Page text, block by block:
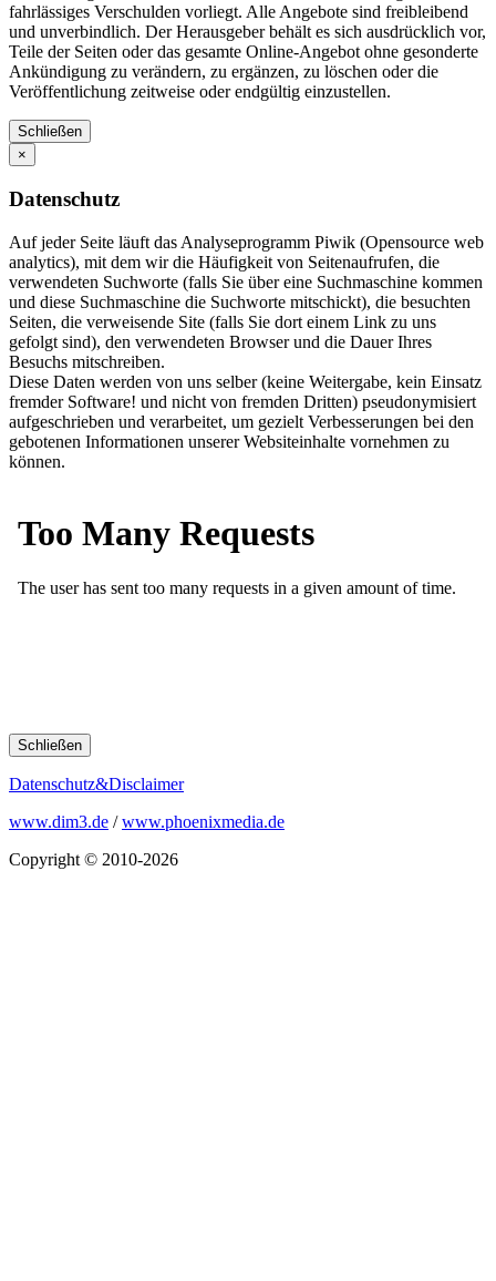
fahrlässiges Verschulden vorliegt. Alle Angebote sind freibleibend
und unverbindlich. Der Herausgeber behält es sich ausdrücklich vor,
Teile der Seiten oder das gesamte Online-Angebot ohne gesonderte
Ankündigung zu verändern, zu ergänzen, zu löschen oder die
Veröffentlichung zeitweise oder endgültig einzustellen.
Schließen
×
Datenschutz
Auf jeder Seite läuft das Analyseprogramm Piwik (Opensource web
analytics), mit dem wir die Häufigkeit von Seitenaufrufen, die
verwendeten Suchworte (falls Sie über eine Suchmaschine kommen
und diese Suchmaschine die Suchworte mitschickt), die besuchten
Seiten, die verweisende Site (falls Sie dort einem Link zu uns
gefolgt sind), den verwendeten Browser und die Dauer Ihres
Besuchs mitschreiben.
Diese Daten werden von uns selber (keine Weitergabe, kein Einsatz
fremder Software! und nicht von fremden Dritten) pseudonymisiert
aufgeschrieben und verarbeitet, um gezielt Verbesserungen bei den
gebotenen Informationen unserer Websiteinhalte vornehmen zu
können.
Schließen
Datenschutz&Disclaimer
www.dim3.de /www.phoenixmedia.de
Copyright © 2010-2026